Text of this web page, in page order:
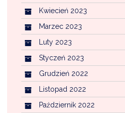
Kwiecień 2023
Marzec 2023
Luty 2023
Styczeń 2023
Grudzień 2022
Listopad 2022
Październik 2022